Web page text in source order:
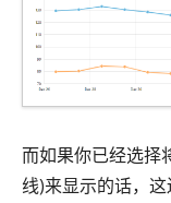
而如果你已经选择
线)来显示的话，这